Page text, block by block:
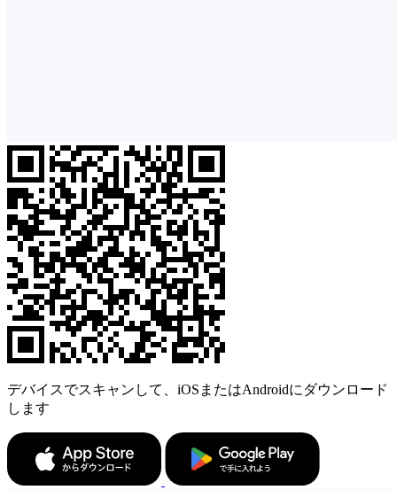
デバイスでスキャンして、iOSまたはAndroidにダウンロード
します